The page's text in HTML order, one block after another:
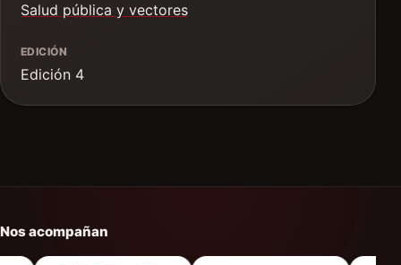
Salud pública y vectores
EDICIÓN
Edición 4
Nos acompañan